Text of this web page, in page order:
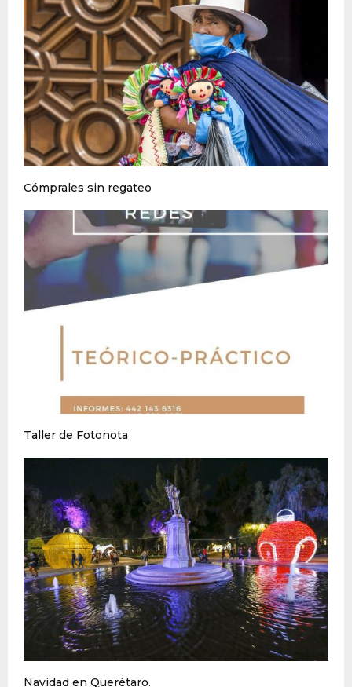
Cómprales sin regateo
Taller de Fotonota
Navidad en Querétaro.